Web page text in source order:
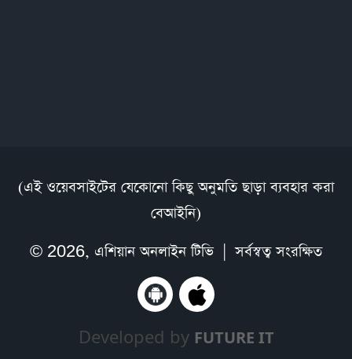
(এই ওয়েবসাইটের যেকোনো কিছু অনুমতি ছাড়া ব্যবহার করা
বেআইনি)
© 2026, এশিয়ান অনলাইন টিভি| সর্বস্বত্ব সংরক্ষিত
Developed by FUTURE IT